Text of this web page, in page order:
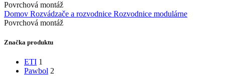
Povrchová montáž
Domov Rozvádzače a rozvodnice Rozvodnice modulárne
Povrchová montáž
Značka produktu
ETI 1
Pawbol 2